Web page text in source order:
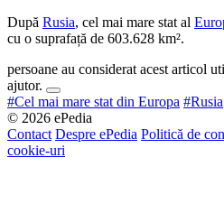
După Rusia, cel mai mare stat al
cu o suprafață de 603.628 km².
persoane au considerat acest articol
ajutor.
#Cel mai mare stat din Europa #Rusia
© 2026 ePedia
Contact Despre ePedia Politică de
cookie-uri